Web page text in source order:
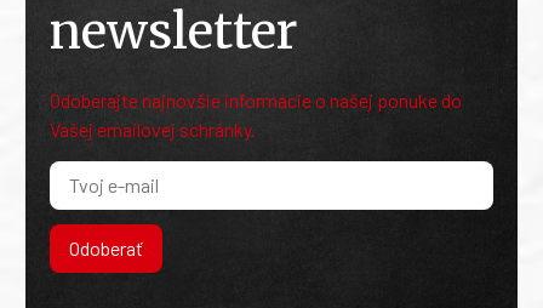
newsletter
Odoberajte najnovšie informácie o našej ponuke do
Vašej emailovej schránky.
Odoberať